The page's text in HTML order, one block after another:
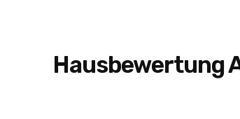
Hausbewertung